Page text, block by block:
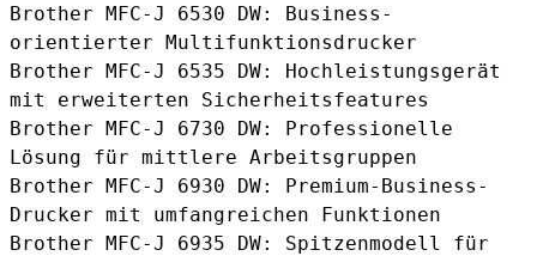
Brother MFC-J 6530 DW: Business-
orientierter Multifunktionsdrucker
Brother MFC-J 6535 DW: Hochleistungsgerät
mit erweiterten Sicherheitsfeatures
Brother MFC-J 6730 DW: Professionelle
Lösung für mittlere Arbeitsgruppen
Brother MFC-J 6930 DW: Premium-Business-
Drucker mit umfangreichen Funktionen
Brother MFC-J 6935 DW: Spitzenmodell für